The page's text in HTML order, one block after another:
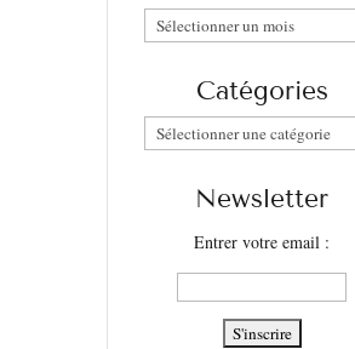
Archives
Catégories
Catégories
Newsletter
Entrer votre email :